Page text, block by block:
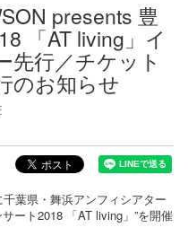
presents 豊
「AT living」イ
先行／チケット
のお知らせ
葉県・舞浜アンフィシアター
ート2018 「AT living」”を開催